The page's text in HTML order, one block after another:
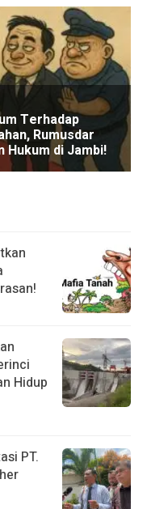
Hidup
PT.